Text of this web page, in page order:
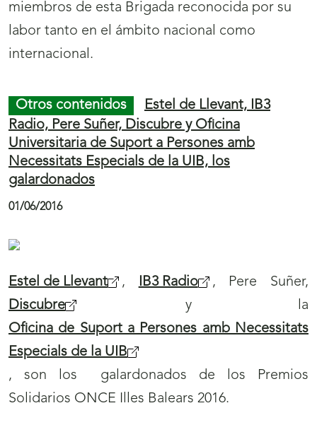
miembros de esta Brigada reconocida por su
labor tanto en el ámbito nacional como
internacional.
Otros contenidos
Estel de Llevant, IB3
Radio, Pere Suñer, Discubre y Oficina
Universitaria de Suport a Persones amb
Necessitats Especials de la UIB, los
galardonados
01/06/2016
Estel de Llevant , IB3 Radio
, Pere Suñer,
Discubre
y la
Oficina de Suport a Persones amb Necessitats
Especials de la UIB
, son los galardonados de los Premios
Solidarios ONCE Illes Balears 2016.